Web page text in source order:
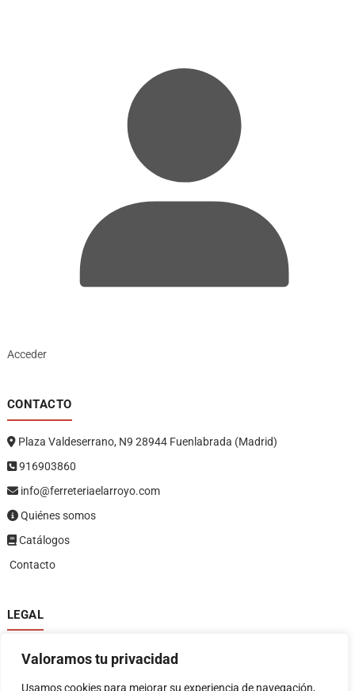
Valoramos tu privacidad
Usamos cookies para mejorar su experiencia de navegación,
Acceder
CONTACTO
Plaza Valdeserrano, N9 28944 Fuenlabrada (Madrid)
916903860
info@ferreteriaelarroyo.com
Quiénes somos
Catálogos
Contacto
LEGAL
Política de privacidad
Política de devoluciones y reembolsos
Términos y condiciones